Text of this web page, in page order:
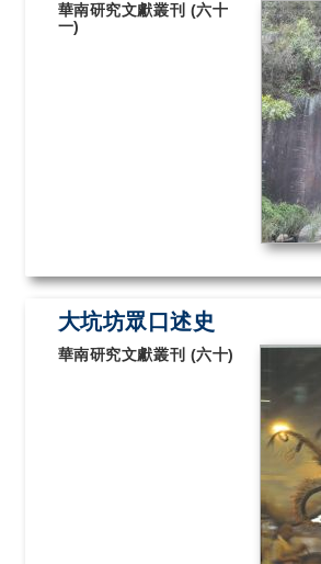
華南研究文獻叢刊 (六十
一)
大坑坊眾口述史
華南研究文獻叢刊 (六十)